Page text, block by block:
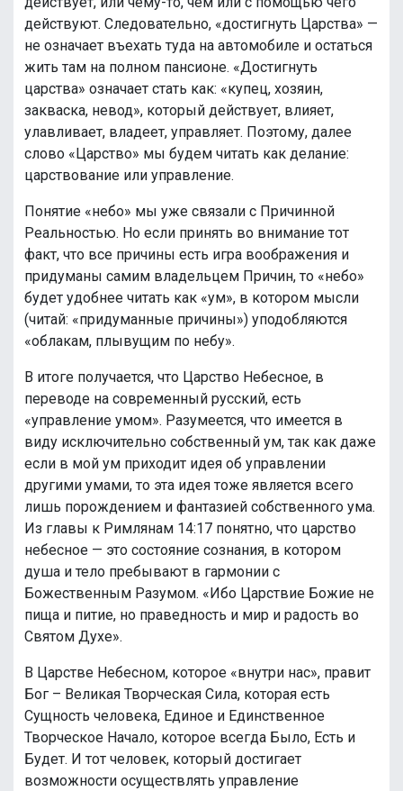
действуют. Следовательно, «достигнуть Царства» —
не означает въехать туда на автомобиле и остаться
жить там на полном пансионе. «Достигнуть
царства» означает стать как: «купец, хозяин,
закваска, невод», который действует, влияет,
улавливает, владеет, управляет. Поэтому, далее
слово «Царство» мы будем читать как делание:
царствование или управление.
Понятие «небо» мы уже связали с Причинной
Реальностью. Но если принять во внимание тот
факт, что все причины есть игра воображения и
придуманы самим владельцем Причин, то «небо»
будет удобнее читать как «ум», в котором мысли
(читай: «придуманные причины») уподобляются
«облакам, плывущим по небу».
В итоге получается, что Царство Небесное, в
переводе на современный русский, есть
«управление умом». Разумеется, что имеется в
виду исключительно собственный ум, так как даже
если в мой ум приходит идея об управлении
другими умами, то эта идея тоже является всего
лишь порождением и фантазией собственного ума.
Из главы к Римлянам 14:17 понятно, что царство
небесное — это состояние сознания, в котором
душа и тело пребывают в гармонии с
Божественным Разумом. «Ибо Царствие Божие не
пища и питие, но праведность и мир и радость во
Святом Духе».
В Царстве Небесном, которое «внутри нас», правит
Бог – Великая Творческая Сила, которая есть
Сущность человека, Единое и Единственное
Творческое Начало, которое всегда Было, Есть и
Будет. И тот человек, который достигает
возможности осуществлять управление